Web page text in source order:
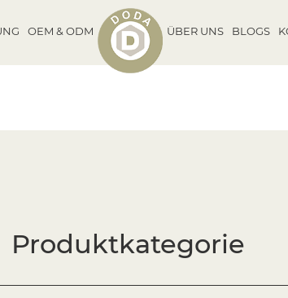
OEM & ODM ÜBER UNS BLOGS
Produktkategorie